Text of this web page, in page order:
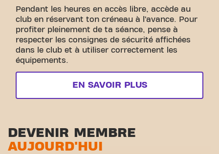
Pendant les heures en accès libre, accède au
club en réservant ton créneau à l’avance. Pour
profiter pleinement de ta séance, pense à
respecter les consignes de sécurité affichées
dans le club et à utiliser correctement les
équipements.
EN SAVOIR PLUS
DEVENIR MEMBRE
AUJOURD'HUI